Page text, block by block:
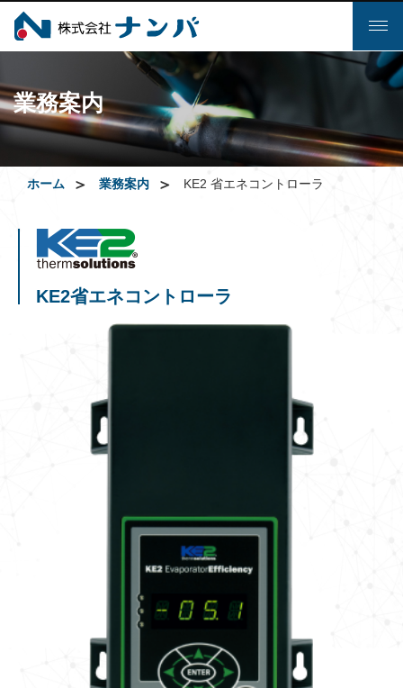
業務案内
ホーム 業務案内 KE2 省エネコントローラ
KE2省エネコントローラ